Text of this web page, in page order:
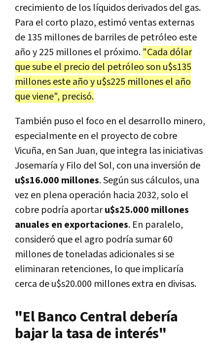
crecimiento de los líquidos derivados del gas.
Para el corto plazo, estimó ventas externas
de 135 millones de barriles de petróleo este
año y 225 millones el próximo. "Cada dólar
que sube el precio del petróleo son u$s135
millones este año y u$s225 millones el año
que viene", precisó.
También puso el foco en el desarrollo minero,
especialmente en el proyecto de cobre
Vicuña, en San Juan, que integra las iniciativas
Josemaría y Filo del Sol, con una inversión de
u$s16.000 millones. Según sus cálculos, una
vez en plena operación hacia 2032, solo el
cobre podría aportaru$s25.000 millones
anuales en exportaciones. En paralelo,
consideró que el agro podría sumar 60
millones de toneladas adicionales si se
eliminaran retenciones, lo que implicaría
cerca de u$s20.000 millones extra en divisas.
"El Banco Central debería
bajar la tasa de interés"